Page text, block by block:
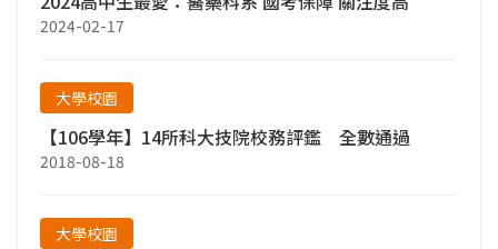
2024-02-17
大學校園
【106學年】14所科大技院校務評鑑 全數通過
2018-08-18
大學校園